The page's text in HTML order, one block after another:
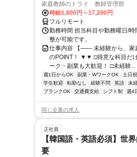
家庭教師のトライ 教師管理部
時給1,800円～17,200円
フルリモート
勤務時間 担当科目や勤務曜日/
整が可能です。
仕事内容 【―― 未経験から、
のPOINT！ ▼▼ □得意な科目だ
ーク・副業も大歓迎！ □未経験...
週1日からOK 副業・WワークOK 土日
学生歓迎
転勤なし 経験不問 英語 未
ブランクOK
交通費支給 シフト制 週4
同じ企業の求人
正社員
【韓国語・英語必須】世
要